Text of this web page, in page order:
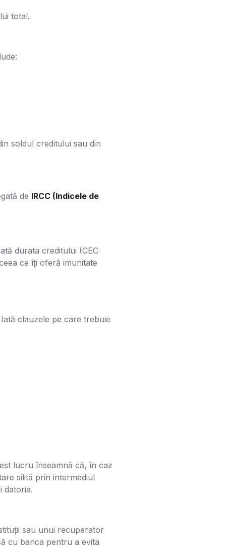
total.
soldul creditului sau din
de IRCC (Indicele de
durata creditului (CEC
ce îți oferă imunitate
clauzele pe care trebuie
lucru înseamnă că, în caz
silită prin intermediul
datoria.
sau unui recuperator
cu banca pentru a evita